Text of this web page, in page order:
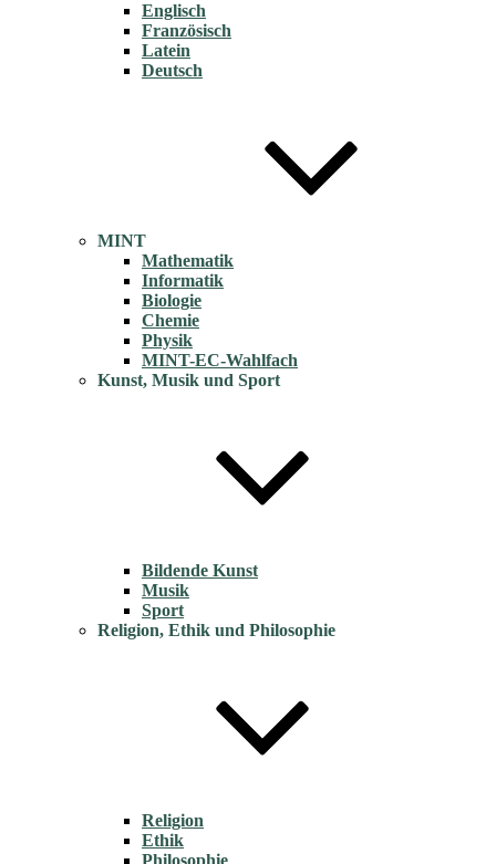
Englisch
Französisch
Latein
Deutsch
MINT
Mathematik
Informatik
Biologie
Chemie
Physik
MINT-EC-Wahlfach
Kunst, Musik und Sport
Bildende Kunst
Musik
Sport
Religion, Ethik und Philosophie
Religion
Ethik
Philosophie